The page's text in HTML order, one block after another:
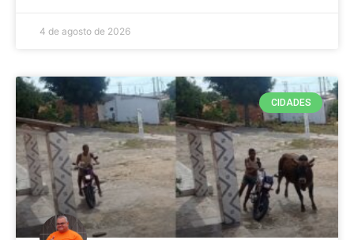
4 de agosto de 2026
CIDADES